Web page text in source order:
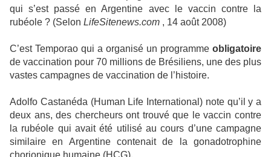
qui s’est passé en Argentine avec le vaccin contre la
rubéole ? (Selon LifeSitenews.com , 14 août 2008)
C’est Temporao qui a organisé un programme obligatoire
de vaccination pour 70 millions de Brésiliens, une des plus
vastes campagnes de vaccination de l’histoire.
Adolfo Castanéda (Human Life International) note qu’il y a
deux ans, des chercheurs ont trouvé que le vaccin contre
la rubéole qui avait été utilisé au cours d’une campagne
similaire en Argentine contenait de la gonadotrophine